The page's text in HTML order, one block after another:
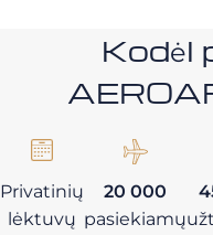
Kodėl
Privatinių
lėktuvų
20 000
pasiekiamų